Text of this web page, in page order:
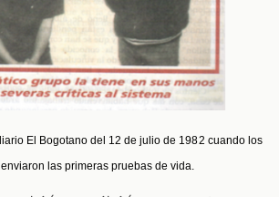
El Bogotano del 12 de julio de 1982 cuando los
las primeras pruebas de vida.